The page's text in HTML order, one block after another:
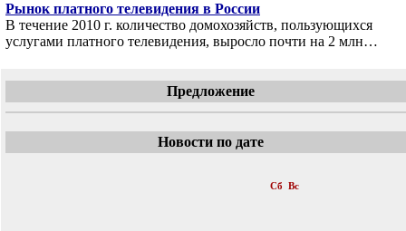
Рынок платного телевидения в России
В течение 2010 г. количество домохозяйств, пользующихся
услугами платного телевидения, выросло почти на 2 млн…
Предложение
Новости по дате
Сб Вс